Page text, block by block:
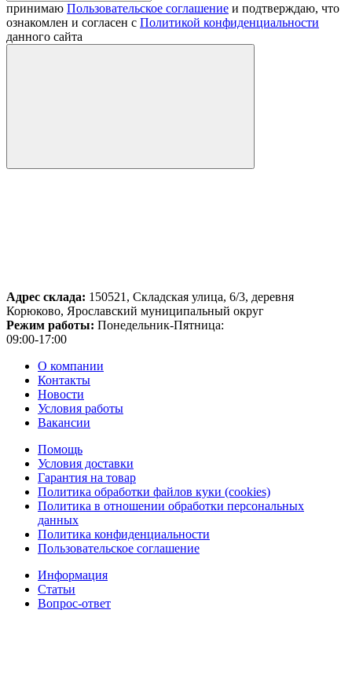
принимаю Пользовательское соглашение и подтверждаю, что
ознакомлен и согласен с Политикой конфиденциальности
данного сайта
Адрес склада: 150521, Складская улица, 6/3, деревня
Корюково, Ярославский муниципальный округ
Режим работы: Понедельник-Пятница:
09:00-17:00
О компании
Контакты
Новости
Условия работы
Вакансии
Помощь
Условия доставки
Гарантия на товар
Политика обработки файлов куки (cookies)
Политика в отношении обработки персональных
данных
Политика конфиденциальности
Пользовательское соглашение
Информация
Статьи
Вопрос-ответ